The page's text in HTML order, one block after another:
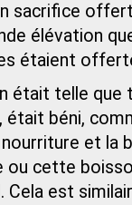
sacrifice offert
élévation
étaient
était telle
était béni,
nourriture et la
ou cette
Cela est